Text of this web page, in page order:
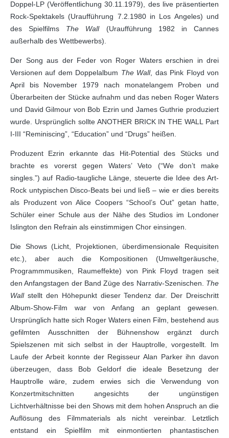
Doppel-LP (Veröffentlichung 30.11.1979), des live präsentierten
Rock-Spektakels (Uraufführung 7.2.1980 in Los Angeles) und
des Spielfilms The Wall(Uraufführung 1982 in Cannes
außerhalb des Wettbewerbs).
Der Song aus der Feder von Roger Waters erschien in drei
Versionen auf dem Doppelalbum The Wall, das Pink Floyd von
April bis November 1979 nach monatelangem Proben und
Überarbeiten der Stücke aufnahm und das neben Roger Waters
und David Gilmour von Bob Ezrin und James Guthrie produziert
wurde. Ursprünglich sollte ANOTHER BRICK IN THE WALL Part
I-III “Reminiscing”, “Education” und “Drugs” heißen.
Produzent Ezrin erkannte das Hit-Potential des Stücks und
brachte es vorerst gegen Waters’ Veto (“We don’t make
singles.”) auf Radio-taugliche Länge, steuerte die Idee des Art-
Rock untypischen Disco-Beats bei und ließ – wie er dies bereits
als Produzent von Alice Coopers “School’s Out” getan hatte,
Schüler einer Schule aus der Nähe des Studios im Londoner
Islington den Refrain als einstimmigen Chor einsingen.
Die Shows (Licht, Projektionen, überdimensionale Requisiten
etc.), aber auch die Kompositionen (Umweltgeräusche,
Programmmusiken, Raumeffekte) von Pink Floyd tragen seit
den Anfangstagen der Band Züge des Narrativ-Szenischen. The
Wallstellt den Höhepunkt dieser Tendenz dar. Der Dreischritt
Album-Show-Film war von Anfang an geplant gewesen.
Ursprünglich hatte sich Roger Waters einen Film, bestehend aus
gefilmten Ausschnitten der Bühnenshow ergänzt durch
Spielszenen mit sich selbst in der Hauptrolle, vorgestellt. Im
Laufe der Arbeit konnte der Regisseur Alan Parker ihn davon
überzeugen, dass Bob Geldorf die ideale Besetzung der
Hauptrolle wäre, zudem erwies sich die Verwendung von
Konzertmitschnitten angesichts der ungünstigen
Lichtverhältnisse bei den Shows mit dem hohen Anspruch an die
Auflösung des Filmmaterials als nicht vereinbar. Letztlich
entstand ein Spielfilm mit einmontierten phantastischen